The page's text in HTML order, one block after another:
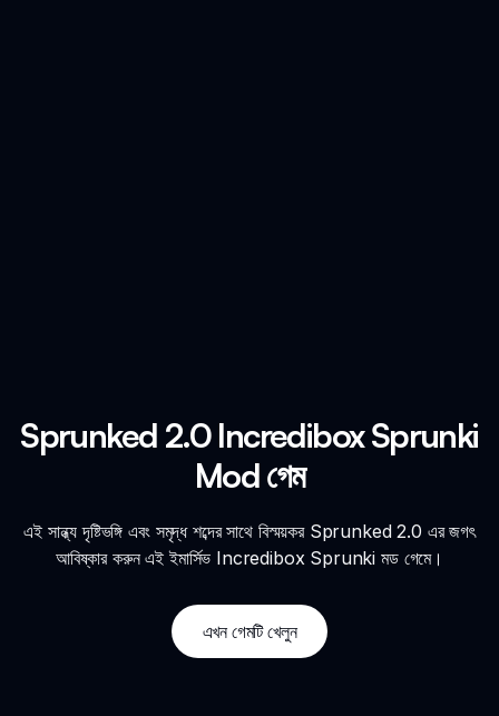
Sprunked 2.0 Incredibox Sprunki
Mod গেম
এই সান্ধ্য দৃষ্টিভঙ্গি এবং সমৃদ্ধ শব্দের সাথে বিস্ময়কর Sprunked 2.0 এর জগৎ
আবিষ্কার করুন এই ইমার্সিভ Incredibox Sprunki মড গেমে।
এখন গেমটি খেলুন